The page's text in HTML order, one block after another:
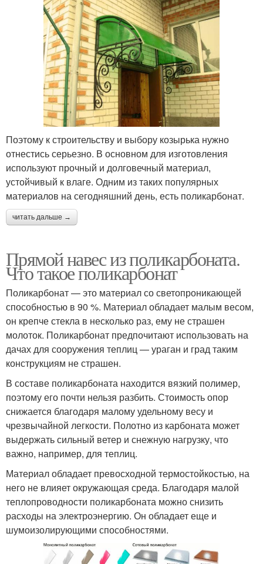
Поэтому к строительству и выбору козырька нужно
отнестись серьезно. В основном для изготовления
используют прочный и долговечный материал,
устойчивый к влаге. Одним из таких популярных
материалов на сегодняшний день, есть поликарбонат.
читать дальше →
Прямой навес из поликарбоната.
Что такое поликарбонат
Поликарбонат — это материал со светопроникающей
способностью в 90 %. Материал обладает малым весом,
он крепче стекла в несколько раз, ему не страшен
молоток. Поликарбонат предпочитают использовать на
дачах для сооружения теплиц — ураган и град таким
конструкциям не страшен.
В составе поликарбоната находится вязкий полимер,
поэтому его почти нельзя разбить. Стоимость опор
снижается благодаря малому удельному весу и
чрезвычайной легкости. Полотно из карбоната может
выдержать сильный ветер и снежную нагрузку, что
важно, например, для теплиц.
Материал обладает превосходной термостойкостью, на
него не влияет окружающая среда. Благодаря малой
теплопроводности поликарбоната можно снизить
расходы на электроэнергию. Он обладает еще и
шумоизолирующими способностями.